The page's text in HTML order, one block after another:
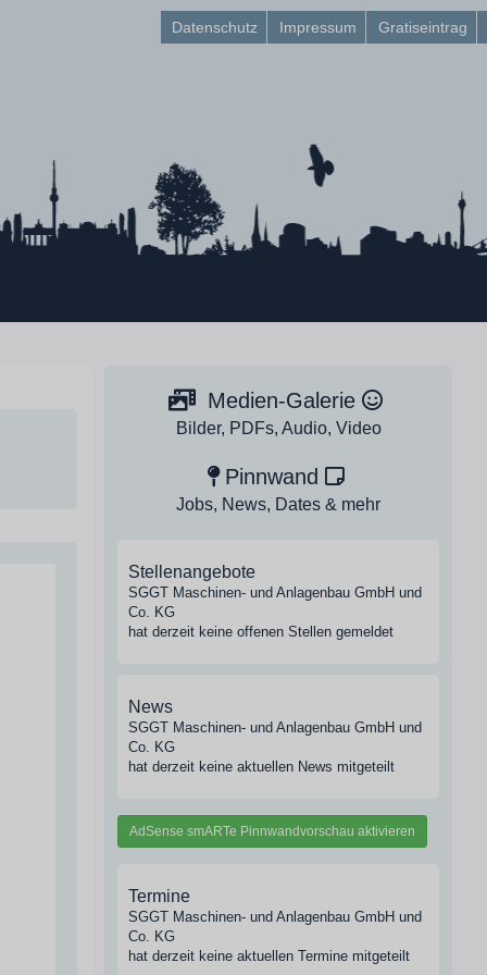
Datenschutz Impressum Gratiseintrag
Medien-Galerie
Bilder, PDFs, Audio, Video
Pinnwand
Jobs, News, Dates & mehr
Stellenangebote
SGGT Maschinen- und Anlagenbau GmbH und
Co. KG
hat derzeit keine offenen Stellen gemeldet
News
SGGT Maschinen- und Anlagenbau GmbH und
Co. KG
hat derzeit keine aktuellen News mitgeteilt
AdSense smARTe Pinnwandvorschau aktivieren
Termine
SGGT Maschinen- und Anlagenbau GmbH und
Co. KG
hat derzeit keine aktuellen Termine mitgeteilt